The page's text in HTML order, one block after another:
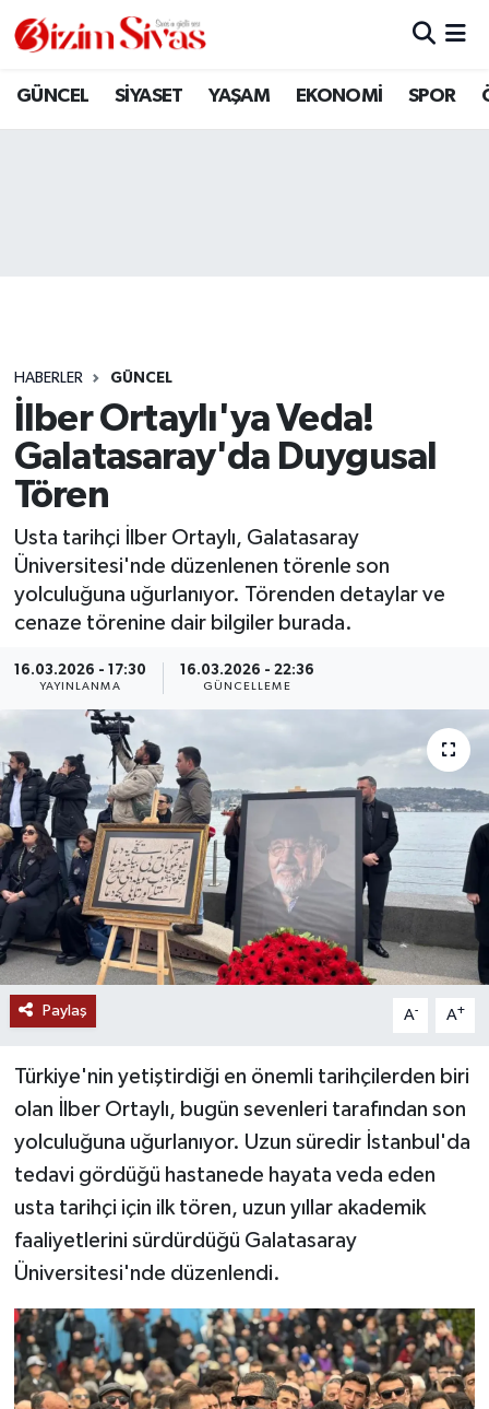
GÜNCEL SİYASET YAŞAM EKONOMİ SPOR
HABERLER GÜNCEL
İlber Ortaylı'ya Veda!
Galatasaray'da Duygusal
Tören
Usta tarihçi İlber Ortaylı, Galatasaray
Üniversitesi'nde düzenlenen törenle son
yolculuğuna uğurlanıyor. Törenden detaylar ve
cenaze törenine dair bilgiler burada.
16.03.2026 - 17:30
YAYINLANMA
16.03.2026 - 22:36
GÜNCELLEME
Paylaş A- A+
Türkiye'nin yetiştirdiği en önemli tarihçilerden biri
olan İlber Ortaylı, bugün sevenleri tarafından son
yolculuğuna uğurlanıyor. Uzun süredir İstanbul'da
tedavi gördüğü hastanede hayata veda eden
usta tarihçi için ilk tören, uzun yıllar akademik
faaliyetlerini sürdürdüğü Galatasaray
Üniversitesi'nde düzenlendi.
ARAMIZDAN AYRILANLAR
GÜNCEL
KÜLTÜR
MAGAZİN
ÖZEL HABER
SAĞLIK
SİYASET
SOSYAL YARDIMLAR
SPONSORLU YAZI
SPOR
TEKNOLOJİ
YAŞAM
Sivas Nöbetçi Eczaneler
Son Dakika Haberleri
Haber Arşivi